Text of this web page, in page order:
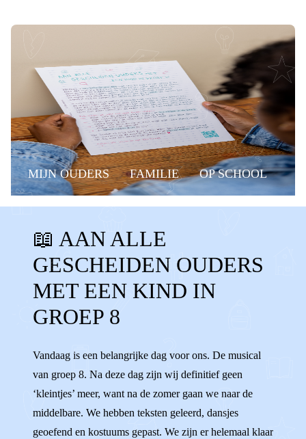
MIJN OUDERS FAMILIE OP SCHOOL
BELANGRIJKE MOMENTEN GROEP 8
MUSICAL EINDMUSICAL
GROEP 8 MUSICAL RAPPORT
MIDDELBARE BASISSCHOOL
LAGERE SCHOOL
OMA'S NAAST ELKAAR
📖 AAN ALLE
GESCHEIDEN OUDERS
MET EEN KIND IN
GROEP 8
Vandaag is een belangrijke dag voor ons. De musical
van groep 8. Na deze dag zijn wij definitief geen
‘kleintjes’ meer, want na de zomer gaan we naar de
middelbare. We hebben teksten geleerd, dansjes
geoefend en kostuums gepast. We zijn er helemaal klaar